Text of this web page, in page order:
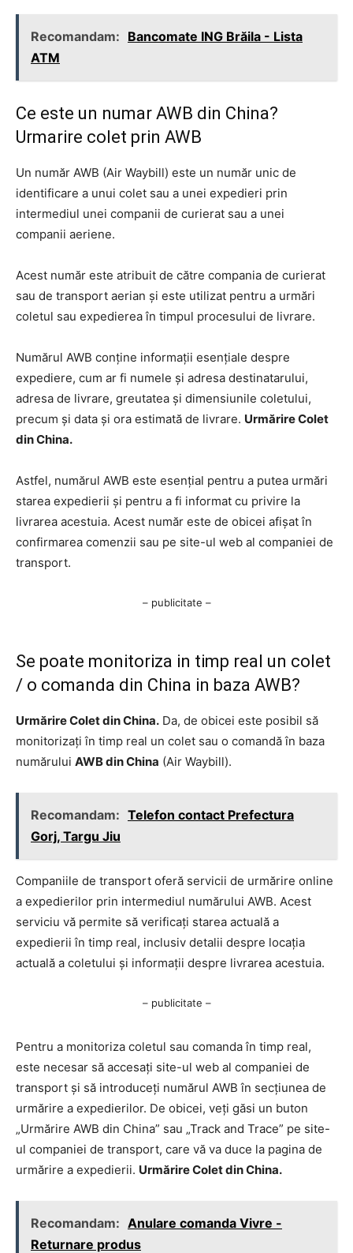
Recomandam: Bancomate ING Brăila - Lista
ATM
Ce este un numar AWB din China?
Urmarire colet prin AWB
Un număr AWB (Air Waybill) este un număr unic de
identificare a unui colet sau a unei expedieri prin
intermediul unei companii de curierat sau a unei
companii aeriene.
Acest număr este atribuit de către compania de curierat
sau de transport aerian și este utilizat pentru a urmări
coletul sau expedierea în timpul procesului de livrare.
Numărul AWB conține informații esențiale despre
expediere, cum ar fi numele și adresa destinatarului,
adresa de livrare, greutatea și dimensiunile coletului,
precum și data și ora estimată de livrare. Urmărire Colet
din China.
Astfel, numărul AWB este esențial pentru a putea urmări
starea expedierii și pentru a fi informat cu privire la
livrarea acestuia. Acest număr este de obicei afișat în
confirmarea comenzii sau pe site-ul web al companiei de
transport.
– publicitate –
Se poate monitoriza in timp real un colet
/ o comanda din China in baza AWB?
Urmărire Colet din China. Da, de obicei este posibil să
monitorizați în timp real un colet sau o comandă în baza
numărului AWB din China (Air Waybill).
Recomandam: Telefon contact Prefectura
Gorj, Targu Jiu
Companiile de transport oferă servicii de urmărire online
a expedierilor prin intermediul numărului AWB. Acest
serviciu vă permite să verificați starea actuală a
expedierii în timp real, inclusiv detalii despre locația
actuală a coletului și informații despre livrarea acestuia.
– publicitate –
Pentru a monitoriza coletul sau comanda în timp real,
este necesar să accesați site-ul web al companiei de
transport și să introduceți numărul AWB în secțiunea de
urmărire a expedierilor. De obicei, veți găsi un buton
„Urmărire AWB din China” sau „Track and Trace” pe site-
ul companiei de transport, care vă va duce la pagina de
urmărire a expedierii. Urmărire Colet din China.
Recomandam: Anulare comanda Vivre -
Returnare produs